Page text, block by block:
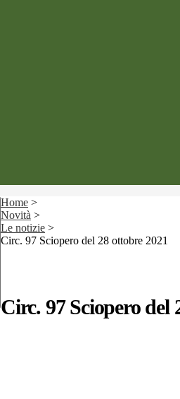
Home >
Novità >
Le notizie >
Circ. 97 Sciopero del 28 ottobre 2021
Circ. 97 Sciopero del